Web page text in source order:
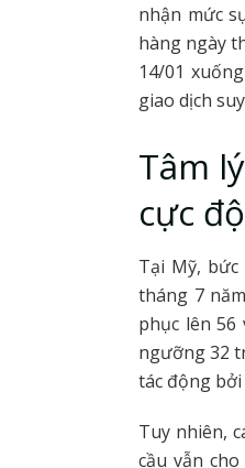
nhận mức
hàng ngày
14/01
giao dịch
Tâm
cực độ
Tại Mỹ,
tháng 7
phục lên
ngưỡng 32
tác động
Tuy nhiên,
cầu vẫn